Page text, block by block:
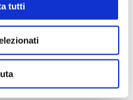
tutti
MKV-710/B